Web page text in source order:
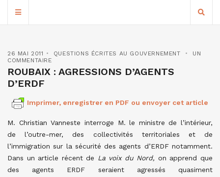
26 MAI 2011 QUESTIONS ÉCRITES AU GOUVERNEMENT
UN
COMMENTAIRE
ROUBAIX : AGRESSIONS D’AGENTS
D’ERDF
Imprimer, enregistrer en PDF ou envoyer cet article
M. Christian Vanneste interroge M. le ministre de l’intérieur,
de l’outre-mer, des collectivités territoriales et de
l’immigration sur la sécurité des agents d’ERDF notamment.
Dans un article récent de La voix du Nord, on apprend que
des agents ERDF seraient agressés quasiment